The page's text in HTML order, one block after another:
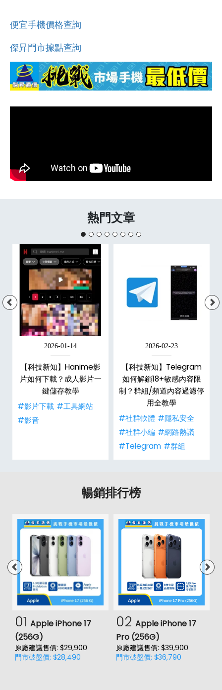
便宜手機價格查詢
傑昇門市據點查詢
熱門文章
2026-01-14
【科技新知】Hanime影
片如何下載？成人影片一
鍵儲存教學
#影片下載 #工具網站
#影音
2026-02-23
【科技新知】Telegram
如何解鎖18+敏感內容限
制？群組/頻道內容過濾停
用全教學
#社群軟體 #隱私安全
#社群小編 #網路熱議
#Telegram #群組
暢銷排行榜
01 Apple iPhone 17
(256G)
原廠建議售價: $29,900
門市破盤價: $28,490
02 Apple iPhone 17
Pro (256G)
原廠建議售價: $39,900
門市破盤價: $36,790